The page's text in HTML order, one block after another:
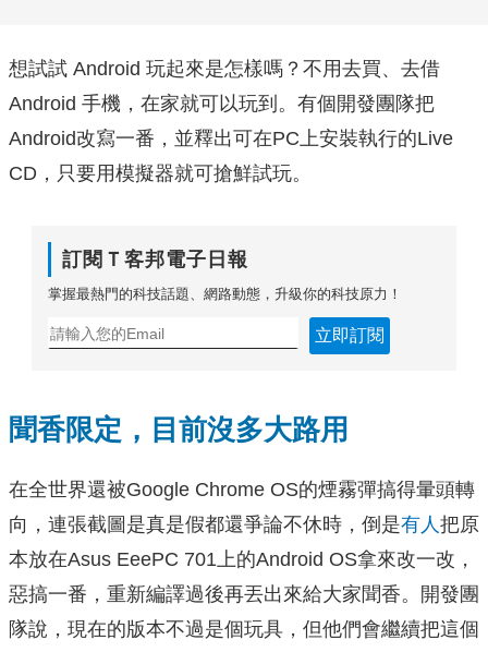
想試試 Android 玩起來是怎樣嗎？不用去買、去借
Android 手機，在家就可以玩到。有個開發團隊把
Android改寫一番，並釋出可在PC上安裝執行的Live
CD，只要用模擬器就可搶鮮試玩。
訂閱Ｔ客邦電子日報
掌握最熱門的科技話題、網路動態，升級你的科技原力！
立即訂閱
聞香限定，目前沒多大路用
在全世界還被Google Chrome OS的煙霧彈搞得暈頭轉
向，連張截圖是真是假都還爭論不休時，倒是有人把原
本放在Asus EeePC 701上的Android OS拿來改一改，
惡搞一番，重新編譯過後再丟出來給大家聞香。開發團
隊說，現在的版本不過是個玩具，但他們會繼續把這個